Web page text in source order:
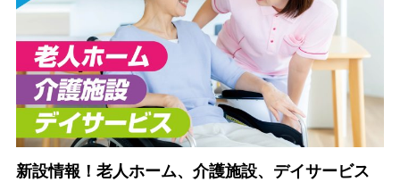
新設情報！老人ホーム、介護施設、デイサービス